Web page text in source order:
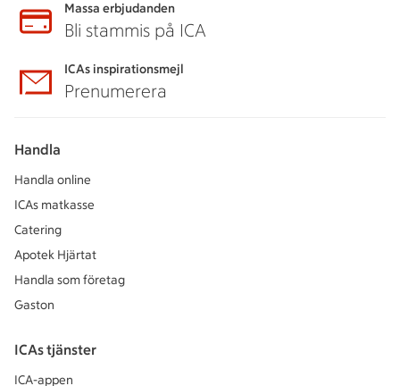
Massa erbjudanden
Bli stammis på ICA
ICAs inspirationsmejl
Prenumerera
Handla
Handla online
ICAs matkasse
Catering
Apotek Hjärtat
Handla som företag
Gaston
ICAs tjänster
ICA-appen